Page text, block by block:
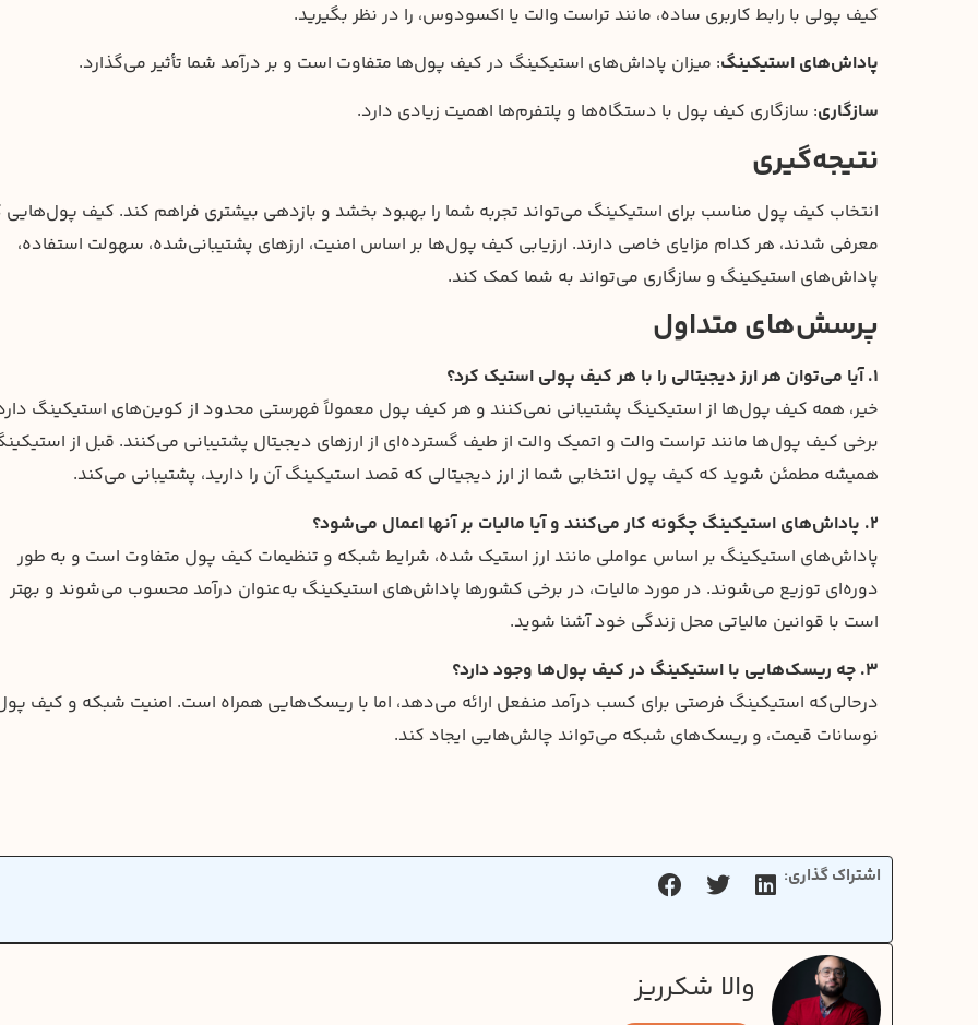
کیف پولی با رابط کاربری ساده، مانند تراست والت یا اکسودوس، را در نظر بگیرید.
پاداش‌های استیکینگ: میزان پاداش‌های استیکینگ در کیف پول‌ها متفاوت است و بر درآمد شما تأثیر می‌گذارد.
سازگاری: سازگاری کیف پول با دستگاه‌ها و پلتفرم‌ها اهمیت زیادی دارد.
نتیجه‌گیری
انتخاب کیف پول مناسب برای استیکینگ می‌تواند تجربه شما را بهبود بخشد و بازدهی بیشتری فراهم کند. کیف پول‌هایی
معرفی شدند، هر کدام مزایای خاصی دارند. ارزیابی کیف پول‌ها بر اساس امنیت، ارزهای پشتیبانی‌شده، سهولت استفاده،
پاداش‌های استیکینگ و سازگاری می‌تواند به شما کمک کند.
پرسش‌های متداول
۱. آیا می‌توان هر ارز دیجیتالی را با هر کیف پولی استیک کرد؟
خیر، همه کیف پول‌ها از استیکینگ پشتیبانی نمی‌کنند و هر کیف پول معمولاً فهرستی محدود از کوین‌های استیکینگ
برخی کیف پول‌ها مانند تراست والت و اتمیک والت از طیف گسترده‌ای از ارزهای دیجیتال پشتیبانی می‌کنند. قبل از
همیشه مطمئن شوید که کیف پول انتخابی شما از ارز دیجیتالی که قصد استیکینگ آن را دارید، پشتیبانی می‌کند.
۲. پاداش‌های استیکینگ چگونه کار می‌کنند و آیا مالیات بر آنها اعمال می‌شود؟
پاداش‌های استیکینگ بر اساس عواملی مانند ارز استیک شده، شرایط شبکه و تنظیمات کیف پول متفاوت است و به طور
دوره‌ای توزیع می‌شوند. در مورد مالیات، در برخی کشورها پاداش‌های استیکینگ به‌عنوان درآمد محسوب می‌شوند و بهتر
است با قوانین مالیاتی محل زندگی خود آشنا شوید.
۳. چه ریسک‌هایی با استیکینگ در کیف پول‌ها وجود دارد؟
درحالی‌که استیکینگ فرصتی برای کسب درآمد منفعل ارائه می‌دهد، اما با ریسک‌هایی همراه است. امنیت شبکه و کیف
نوسانات قیمت، و ریسک‌های شبکه می‌تواند چالش‌هایی ایجاد کند.
اشتراک گذاری:
والا شکرریز